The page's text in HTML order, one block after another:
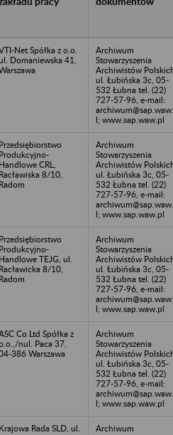
Net Spółka z o.o.
Domaniewska 41,
Archiwum
Stowarzyszenia
Archiwistów
ul. Łubińska 3c, 05-
532 Łubna tel. (22)
727-57-96, e-mail:
l; www.sap.waw.pl
Przedsiębiorstwo
Produkcyjno-
Handlowe CRL,
Racławiska 8/10,
Radom
Archiwum
Stowarzyszenia
Archiwistów
ul. Łubińska 3c, 05-
532 Łubna tel. (22)
727-57-96, e-mail:
l; www.sap.waw.pl
Przedsiębiorstwo
Produkcyjno-
Handlowe TEJG, ul.
Racławicka 8/10,
Radom
Archiwum
Stowarzyszenia
Archiwistów
ul. Łubińska 3c, 05-
532 Łubna tel. (22)
727-57-96, e-mail:
l; www.sap.waw.pl
Co Ltd Spółka z
nul. Paca 37,
386 Warszawa
Archiwum
Stowarzyszenia
Archiwistów
ul. Łubińska 3c, 05-
532 Łubna tel. (22)
727-57-96, e-mail:
l; www.sap.waw.pl
Krajowa Rada SLD, ul.
Archiwum